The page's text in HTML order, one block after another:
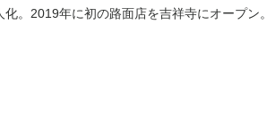
。2019年に初の路面店を吉祥寺にオープン